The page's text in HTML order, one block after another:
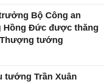
Bộ Công an
Hồng Đức được thăng
Thượng tướng
tướng Trần Xuân